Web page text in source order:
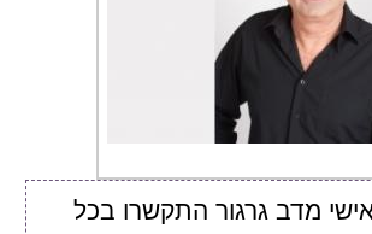
מדב גרגור התקשרו בכל